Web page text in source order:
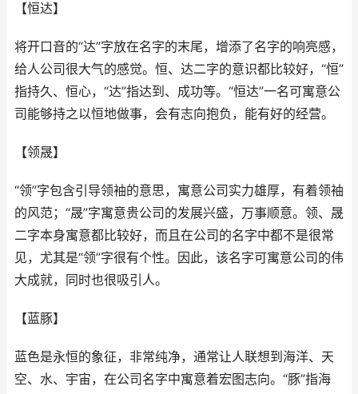
【恒达】
将开口音的“达”字放在名字的末尾，增添了名字的响亮感，
给人公司很大气的感觉。恒、达二字的意识都比较好，“恒”
指持久、恒心，“达”指达到、成功等。“恒达”一名可寓意公
司能够持之以恒地做事，会有志向抱负，能有好的经营。
【领晟】
“领”字包含引导领袖的意思，寓意公司实力雄厚，有着领袖
的风范；“晟”字寓意贵公司的发展兴盛，万事顺意。领、晟
二字本身寓意都比较好，而且在公司的名字中都不是很常
见，尤其是“领”字很有个性。因此，该名字可寓意公司的伟
大成就，同时也很吸引人。
【蓝豚】
蓝色是永恒的象征，非常纯净，通常让人联想到海洋、天
空、水、宇宙，在公司名字中寓意着宏图志向。“豚”指海